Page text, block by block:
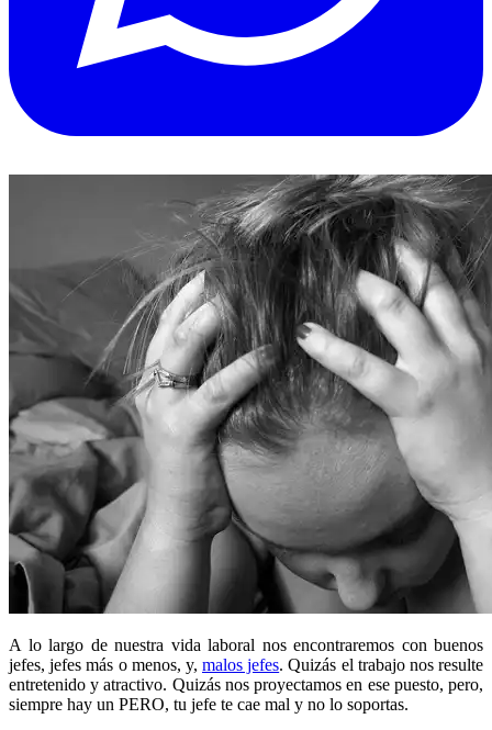
A lo largo de nuestra vida laboral nos encontraremos con buenos
jefes, jefes más o menos, y, malos jefes. Quizás el trabajo nos resulte
entretenido y atractivo. Quizás nos proyectamos en ese puesto, pero,
siempre hay un PERO, tu jefe te cae mal y no lo soportas.